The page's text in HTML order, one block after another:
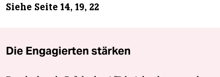
Siehe Seite 14, 19, 22
Die Engagierten stärken